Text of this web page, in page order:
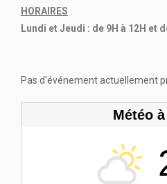
HORAIRES
Lundi et Jeudi : de 9H à 12H et
Pas d'événement actuellement
Météo